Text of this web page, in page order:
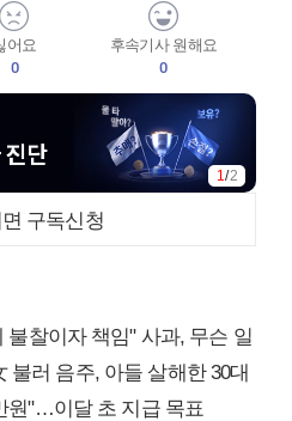
어요
0
후속기사 원해요
0
1/2
구독신청
불찰이자 책임" 사과, 무슨 일
불러 음주, 아들 살해한 30대
원"…이달 초 지급 목표